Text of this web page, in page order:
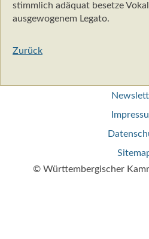
stimmlich adäquat besetze
ausgewogenem Legato.
Zurück
© Württembergischer